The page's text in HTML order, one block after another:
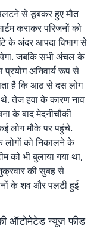
से डूबकर हुए मौत
कराकर परिजनों को
के अंदर आपदा विभाग से
जबकि सभी अंचल के
अनिवार्य रूप से
है कि आठ से दस लोग
थे. तेज हवा के कारण नाव
के बाद मेदनीचौकी
लोग मौके पर पहुंचे.
लोगों को निकालने के
को भी बुलाया गया था,
की सुबह से
के शव और पलटी हुई
ऑटोमेटेड न्यूज फीड